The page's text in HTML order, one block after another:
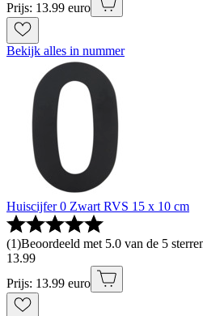
Prijs: 13.99 euro
Bekijk alles in nummer
Huiscijfer 0 Zwart RVS 15 x 10 cm
(1)Beoordeeld met 5.0 van de 5
13.99
Prijs: 13.99 euro